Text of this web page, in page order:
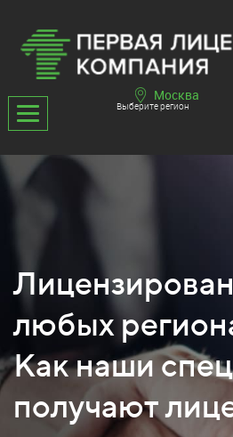
Москва
Выберите регион
любых
Как наши
получают